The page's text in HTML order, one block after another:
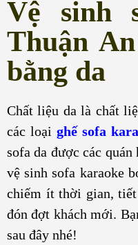
Vệ sinh
Thuận
bằng da
Chất liệu da là chất
các loại ghế sofa
sofa da được các quán
vệ sinh sofa karaoke
chiếm ít thời gian,
đón đợt khách mới.
sau đây nhé!